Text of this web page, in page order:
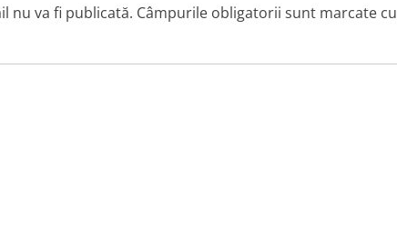
nu va fi publicată. Câmpurile obligatorii sunt marcate cu